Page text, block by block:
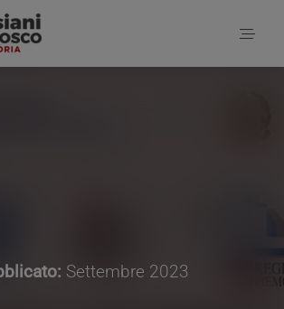
Settembre 2023